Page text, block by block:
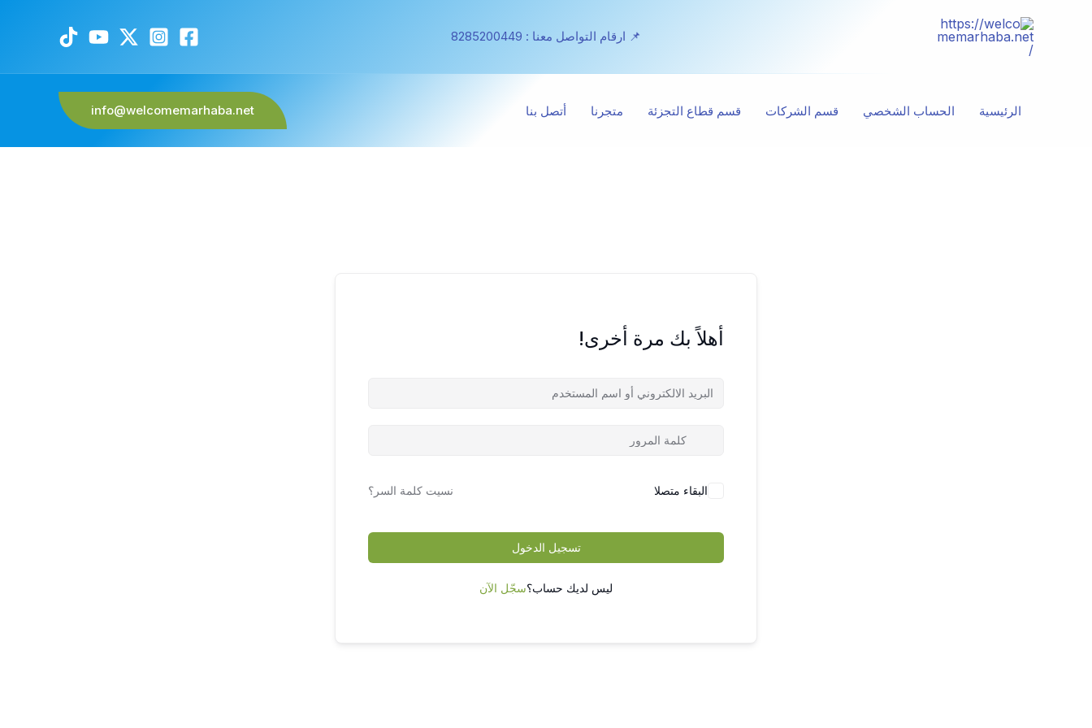
📌 ارقام التواصل معنا : 8285200449
الرئيسية الحساب الشخصي قسم الشركات قسم قطاع التجزئة متجرنا أتصل بنا info@welcomemarhaba.net
أهلاً بك مرة أخرى!
البقاء متصلا نسيت كلمة السر؟
تسجيل الدخول
ليس لديك حساب؟سجّل الآن